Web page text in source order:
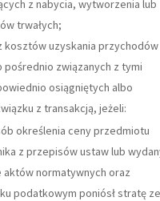
z nabycia, wytworzenia lub
trwałych;
kosztów uzyskania przychodów
związanych z tymi
osiągniętych albo
z transakcją, jeżeli:
określenia ceny przedmiotu
z przepisów ustaw lub
normatywnych oraz
podatkowym poniósł stratę